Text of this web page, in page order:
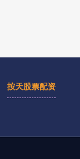
按天股票配资